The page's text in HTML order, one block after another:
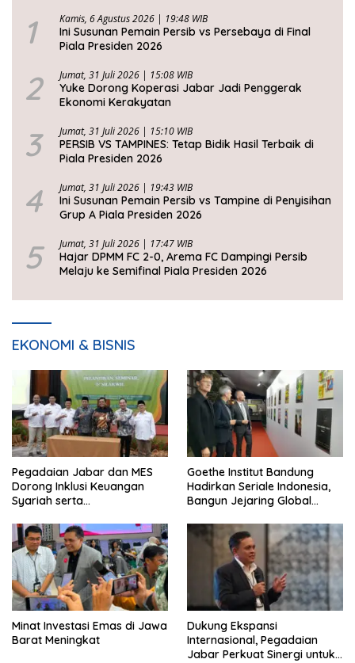
1 Kamis, 6 Agustus 2026 | 19:48 WIB
Ini Susunan Pemain Persib vs Persebaya di Final
Piala Presiden 2026
2 Jumat, 31 Juli 2026 | 15:08 WIB
Yuke Dorong Koperasi Jabar Jadi Penggerak
Ekonomi Kerakyatan
3 Jumat, 31 Juli 2026 | 15:10 WIB
PERSIB VS TAMPINES: Tetap Bidik Hasil Terbaik di
Piala Presiden 2026
4 Jumat, 31 Juli 2026 | 19:43 WIB
Ini Susunan Pemain Persib vs Tampine di Penyisihan
Grup A Piala Presiden 2026
5 Jumat, 31 Juli 2026 | 17:47 WIB
Hajar DPMM FC 2-0, Arema FC Dampingi Persib
Melaju ke Semifinal Piala Presiden 2026
EKONOMI & BISNIS
Pegadaian Jabar dan MES
Dorong Inklusi Keuangan
Syariah serta
Goethe Institut Bandung
Hadirkan Seriale Indonesia,
Bangun Jejaring Global
Minat Investasi Emas di Jawa
Barat Meningkat
Dukung Ekspansi
Internasional, Pegadaian
Jabar Perkuat Sinergi untuk